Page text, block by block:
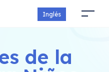
Inglés
de la